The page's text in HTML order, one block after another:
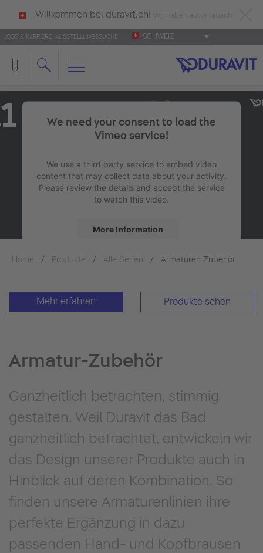
Willkommen bei duravit.ch!
deutsch als Ihre Sprache erkannt.
Français Italiano
JOBS & KARRIERE AUSSTELLUNGSSUCHE SCHWEIZ
We need your consent to load the
Vimeo service!
We use a third party service to embed video
content that may collect data about your activity.
Please review the details and accept the service
to watch this video.
More Information
Accept
Home Produkte Alle Serien Armaturen Zubehör
Mehr erfahren Produkte sehen
Armatur-Zubehör
Ganzheitlich betrachten, stimmig
gestalten. Weil Duravit das Bad
ganzheitlich betrachtet, entwickeln wir
das Design unserer Produkte auch in
Hinblick auf deren Kombination. So
finden unsere Armaturenlinien ihre
perfekte Ergänzung in dazu
passenden Hand- und Kopfbrausen